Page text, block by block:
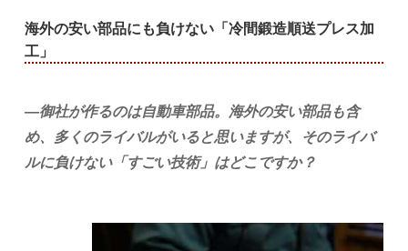
海外の安い部品にも負けない「冷間鍛造順送プレス加
工」
―御社が作るのは自動車部品。海外の安い部品も含
め、多くのライバルがいると思いますが、そのライバ
ルに負けない「すごい技術」はどこですか？